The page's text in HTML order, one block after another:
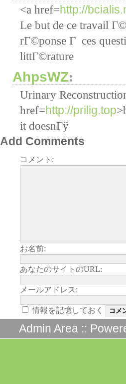
<a href=http://
Le but de ce travail
rГ©ponse Г ces
littГ©rature
AhpsWZ:
Urinary
href=http://prilig.top
it doesnГў
Add Comments
コメント:
お名前:
あなたのサイトのURL:
メールアドレス:
情報を記憶しておく
Admin Area ::